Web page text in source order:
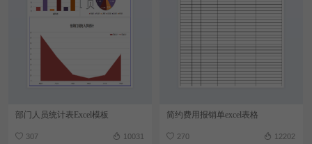
部门人员统计表Excel模板
307 10031
简约费用报销单excel表格
270 12202